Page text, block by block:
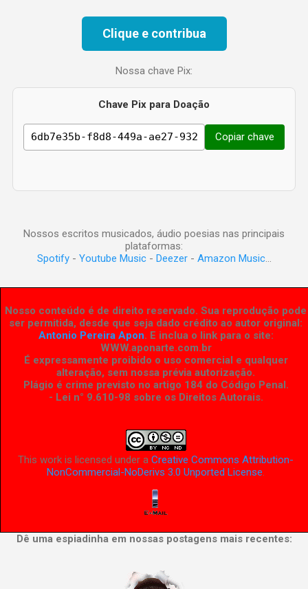
Clique e contribua
Nossa chave Pix:
Chave Pix para Doação
Copiar chave
Nossos escritos musicados, áudio poesias nas principais
plataformas:
Spotify- Youtube Music- Deezer- Amazon Music...
Nosso conteúdo é de direito reservado. Sua reprodução pode
ser permitida, desde que seja dado crédito ao autor original:
Antonio Pereira Apon. E inclua o link para o site:
WWW.aponarte.com.br
É expressamente proibido o uso comercial e qualquer
alteração, sem nossa prévia autorização.
Plágio é crime previsto no artigo 184 do Código Penal.
- Lei n° 9.610-98 sobre os Direitos Autorais.
This work is licensed under aCreative Commons Attribution-
NonCommercial-NoDerivs 3.0 Unported License.
Dê uma espiadinha em nossas postagens mais recentes: